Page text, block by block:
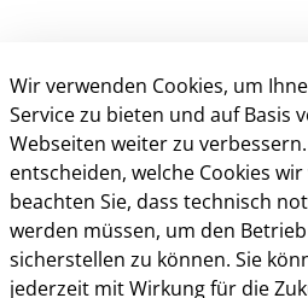
Kontakt
Öffnungszeiten
Wir verwenden Cookies, um
Service zu bieten und auf Basis
Webseiten weiter zu
entscheiden, welche Cookies
beachten Sie, dass technisch
werden müssen, um den
sicherstellen zu können. Sie
jederzeit mit Wirkung für die